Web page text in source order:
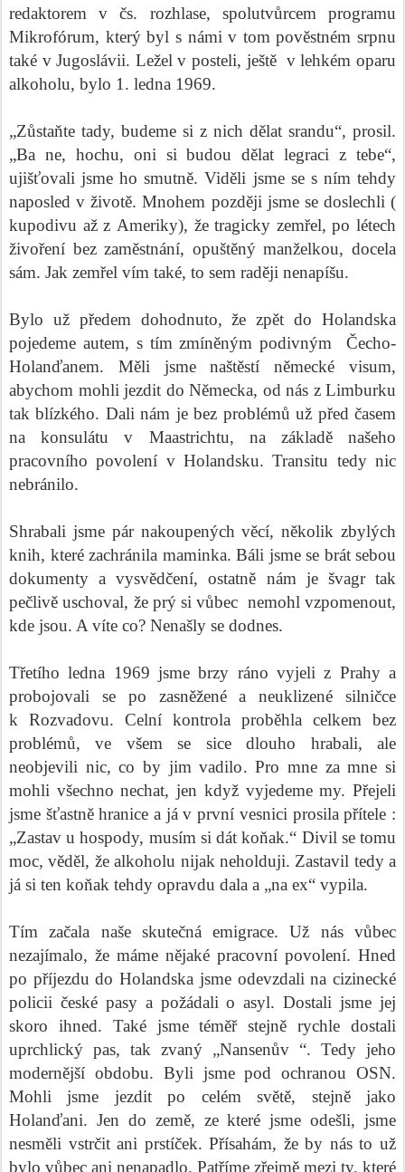
redaktorem v čs. rozhlase, spolutvůrcem programu
Mikrofórum, který byl s námi v tom pověstném srpnu
také v Jugoslávii. Ležel v posteli, ještě v lehkém oparu
alkoholu, bylo 1. ledna 1969.
„Zůstaňte tady, budeme si z nich dělat srandu“, prosil.
„Ba ne, hochu, oni si budou dělat legraci z tebe“,
ujišťovali jsme ho smutně. Viděli jsme se s ním tehdy
naposled v životě. Mnohem později jsme se doslechli (
kupodivu až z Ameriky), že tragicky zemřel, po létech
živoření bez zaměstnání, opuštěný manželkou, docela
sám. Jak zemřel vím také, to sem raději nenapíšu.
Bylo už předem dohodnuto, že zpět do Holandska
pojedeme autem, s tím zmíněným podivným Čecho-
Holanďanem. Měli jsme naštěstí německé visum,
abychom mohli jezdit do Německa, od nás z Limburku
tak blízkého. Dali nám je bez problémů už před časem
na konsulátu v Maastrichtu, na základě našeho
pracovního povolení v Holandsku. Transitu tedy nic
nebránilo.
Shrabali jsme pár nakoupených věcí, několik zbylých
knih, které zachránila maminka. Báli jsme se brát sebou
dokumenty a vysvědčení, ostatně nám je švagr tak
pečlivě uschoval, že prý si vůbec nemohl vzpomenout,
kde jsou. A víte co? Nenašly se dodnes.
Třetího ledna 1969 jsme brzy ráno vyjeli z Prahy a
probojovali se po zasněžené a neuklizené silničce
k Rozvadovu. Celní kontrola proběhla celkem bez
problémů, ve všem se sice dlouho hrabali, ale
neobjevili nic, co by jim vadilo. Pro mne za mne si
mohli všechno nechat, jen když vyjedeme my. Přejeli
jsme šťastně hranice a já v první vesnici prosila přítele :
„Zastav u hospody, musím si dát koňak.“ Divil se tomu
moc, věděl, že alkoholu nijak neholduji. Zastavil tedy a
já si ten koňak tehdy opravdu dala a „na ex“ vypila.
Tím začala naše skutečná emigrace. Už nás vůbec
nezajímalo, že máme nějaké pracovní povolení. Hned
po příjezdu do Holandska jsme odevzdali na cizinecké
policii české pasy a požádali o asyl. Dostali jsme jej
skoro ihned. Také jsme téměř stejně rychle dostali
uprchlický pas, tak zvaný „Nansenův “. Tedy jeho
modernější obdobu. Byli jsme pod ochranou OSN.
Mohli jsme jezdit po celém světě, stejně jako
Holanďani. Jen do země, ze které jsme odešli, jsme
nesměli vstrčit ani prstíček. Přísahám, že by nás to už
bylo vůbec ani nenapadlo. Patříme zřejmě mezi ty, které